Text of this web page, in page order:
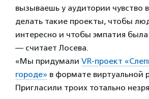
вызываешь у аудитории чувство
делать такие проекты, чтобы
интересно и чтобы эмпатия была
— считает Лосева.
«Мы придумали VR-проект
городе» в формате виртуальной
Пригласили троих тотально